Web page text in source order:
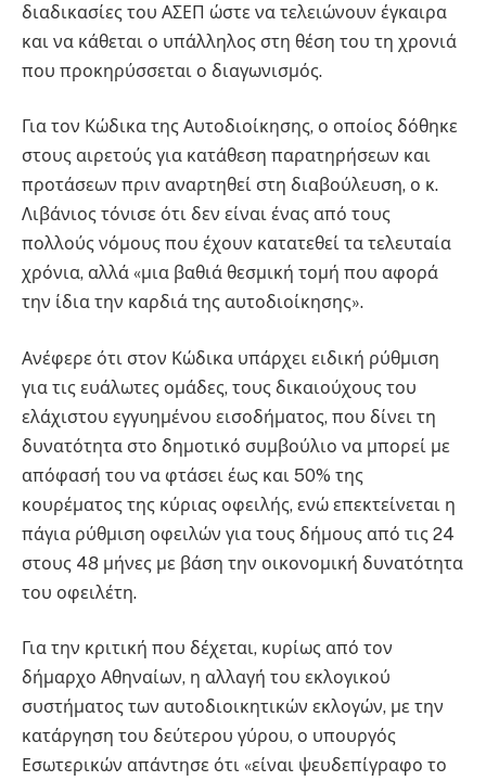
διαδικασίες του ΑΣΕΠ ώστε να τελειώνουν έγκαιρα
και να κάθεται ο υπάλληλος στη θέση του τη χρονιά
που προκηρύσσεται ο διαγωνισμός.
Για τον Κώδικα της Αυτοδιοίκησης, ο οποίος δόθηκε
στους αιρετούς για κατάθεση παρατηρήσεων και
προτάσεων πριν αναρτηθεί στη διαβούλευση, ο κ.
Λιβάνιος τόνισε ότι δεν είναι ένας από τους
πολλούς νόμους που έχουν κατατεθεί τα τελευταία
χρόνια, αλλά «μια βαθιά θεσμική τομή που αφορά
την ίδια την καρδιά της αυτοδιοίκησης».
Ανέφερε ότι στον Κώδικα υπάρχει ειδική ρύθμιση
για τις ευάλωτες ομάδες, τους δικαιούχους του
ελάχιστου εγγυημένου εισοδήματος, που δίνει τη
δυνατότητα στο δημοτικό συμβούλιο να μπορεί με
απόφασή του να φτάσει έως και 50% της
κουρέματος της κύριας οφειλής, ενώ επεκτείνεται η
πάγια ρύθμιση οφειλών για τους δήμους από τις 24
στους 48 μήνες με βάση την οικονομική δυνατότητα
του οφειλέτη.
Για την κριτική που δέχεται, κυρίως από τον
δήμαρχο Αθηναίων, η αλλαγή του εκλογικού
συστήματος των αυτοδιοικητικών εκλογών, με την
κατάργηση του δεύτερου γύρου, ο υπουργός
Εσωτερικών απάντησε ότι «είναι ψευδεπίγραφο το